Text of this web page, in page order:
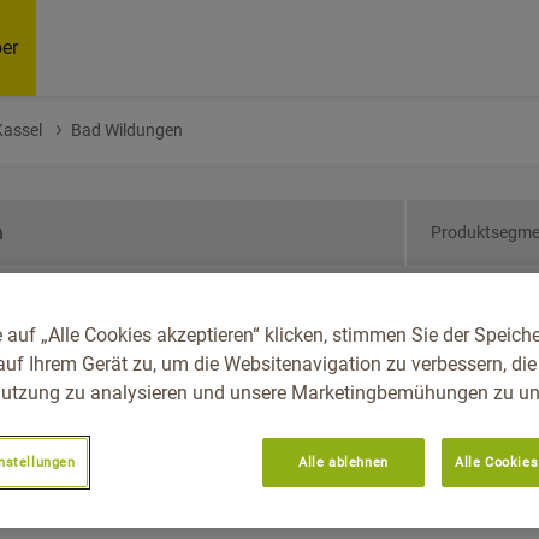
Bad Wildungen
Reg.-Bez. Kassel,
auf „Alle Cookies akzeptieren“ klicken, stimmen Sie der
Ihrem Gerät zu, um die Websitenavigation zu verbessern, die
zu analysieren und unsere Marketingbemühungen zu
Alle ablehnen Alle